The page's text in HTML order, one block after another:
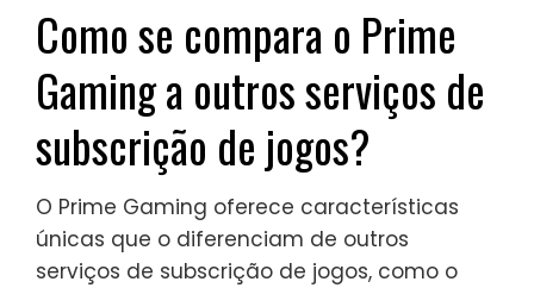
Como se compara o Prime
Gaming a outros serviços de
subscrição de jogos?
O Prime Gaming oferece características
únicas que o diferenciam de outros
serviços de subscrição de jogos, como o